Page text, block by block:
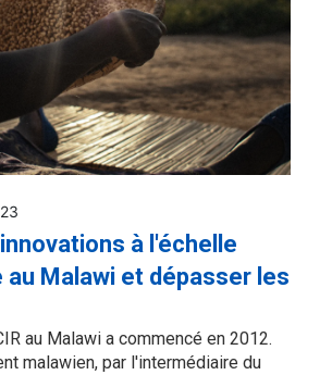
à l'échelle
au Malawi et dépasser les
au Malawi a commencé en 2012.
malawien, par l'intermédiaire du